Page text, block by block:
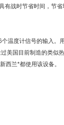
有战时节省时间，节
个温度计信号的输入。
美国目前制造的类似
新西兰*都使用该设备。